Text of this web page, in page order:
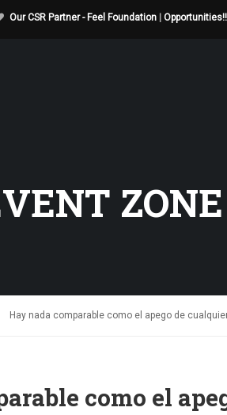
Our CSR Partner - Feel Foundation Opportunities!!
ZONE
Hay nada comparable como el apego de
como el